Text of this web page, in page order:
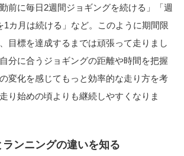
前に毎日2週間ジョギングを続ける」「週
1カ月は続ける」など。このように期間限
目標を達成するまでは頑張って走りまし
分に合うジョギングの距離や時間を把握
変化を感じてもっと効率的な走り方を考
り始めの頃よりも継続しやすくなりま
ランニングの違いを知る